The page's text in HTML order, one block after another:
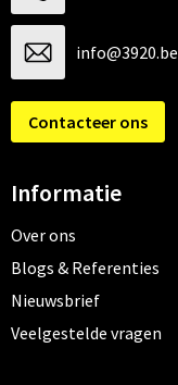
info@3920.be
Contacteer ons
Informatie
Over ons
Blogs & Referenties
Nieuwsbrief
Veelgestelde vragen